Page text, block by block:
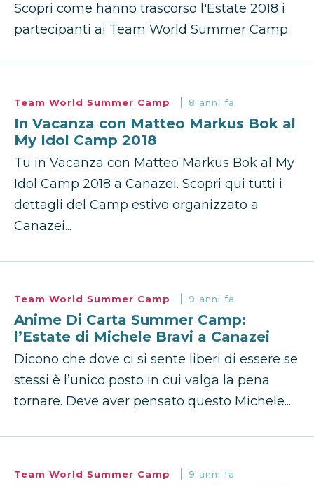
Scopri come hanno trascorso l'Estate 2018 i
partecipanti ai Team World Summer Camp.
Team World Summer Camp 8 anni fa
In Vacanza con Matteo Markus Bok al
My Idol Camp 2018
Tu in Vacanza con Matteo Markus Bok al My
Idol Camp 2018 a Canazei. Scopri qui tutti i
dettagli del Camp estivo organizzato a
Canazei...
Team World Summer Camp 9 anni fa
Anime Di Carta Summer Camp:
l’Estate di Michele Bravi a Canazei
Dicono che dove ci si sente liberi di essere se
stessi è l’unico posto in cui valga la pena
tornare. Deve aver pensato questo Michele...
Team World Summer Camp 9 anni fa